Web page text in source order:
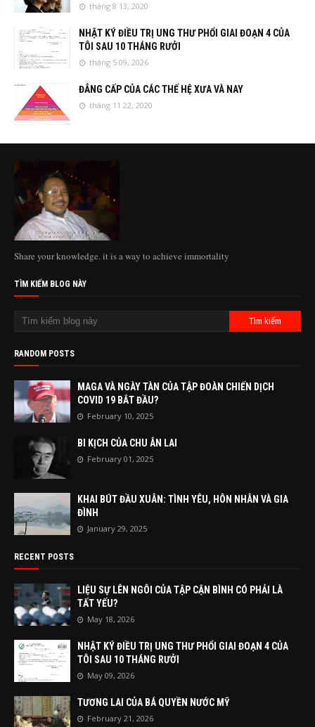
tháng 8 13, 2020
NHẬT KÝ ĐIỀU TRỊ UNG THƯ PHỔI GIAI ĐOẠN 4 CỦA
TÔI SAU 10 THÁNG RƯỞI
tháng 5 09, 2026
ĐẲNG CẤP CỦA CÁC THẾ HỆ XƯA VÀ NAY
tháng 11 22, 2020
Share your knowledge. it is a way to achieve immortality
TÌM KIẾM BLOG NÀY
RANDOM POSTS
MAGA VÀ NGÀY TÀN CỦA TẬP ĐOÀN CHIẾN DỊCH
COVID 19 BẮT ĐẦU?
February 10, 2025
BI KỊCH CỦA CHU ÂN LAI
February 01, 2025
KHAI BÚT ĐẦU XUÂN: TÌNH YÊU, HÔN NHÂN VÀ GIA
ĐÌNH
January 29, 2025
RECENT POSTS
LIỆU SỰ LÊN NGÔI CỦA TẬP CẬN BÌNH CÓ PHẢI LÀ
TẤT YẾU?
May 18, 2026
NHẬT KÝ ĐIỀU TRỊ UNG THƯ PHỔI GIAI ĐOẠN 4 CỦA
TÔI SAU 10 THÁNG RƯỞI
May 09, 2026
TƯƠNG LAI CỦA BÁ QUYỀN NƯỚC MỸ
February 21, 2026